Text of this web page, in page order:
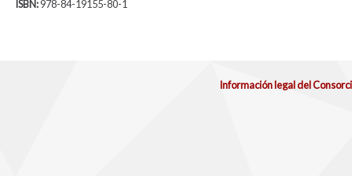
ISBN:978-84-19155-80-1
Información legal del